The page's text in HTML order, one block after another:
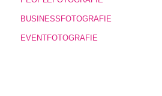
BUSINESSFOTOGRAFIE
EVENTFOTOGRAFIE